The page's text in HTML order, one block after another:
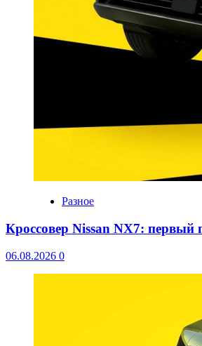
Разное
Кроссовер Nissan NX7: первый
06.08.2026 0